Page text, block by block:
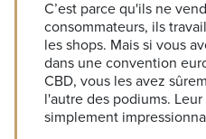
C’est parce qu'ils ne
consommateurs, ils
les shops. Mais si vous
dans une convention
CBD, vous les avez
l'autre des podiums.
simplement